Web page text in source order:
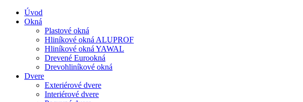
Úvod
Okná
Plastové okná
Hliníkové okná ALUPROF
Hliníkové okná YAWAL
Drevené Eurookná
Drevohliníkové okná
Dvere
Exteriérové dvere
Interiérové dvere